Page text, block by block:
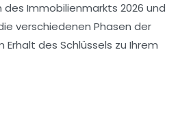
des Immobilienmarkts 2026 und
verschiedenen Phasen der
Erhalt des Schlüssels zu Ihrem